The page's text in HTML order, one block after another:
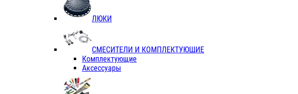
ЛЮКИ
СМЕСИТЕЛИ И КОМПЛЕКТУЮЩИЕ
Комплектующие
Аксессуары